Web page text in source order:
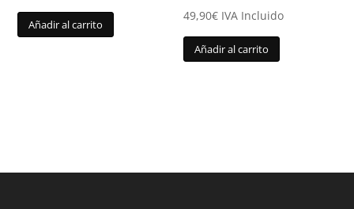
Añadir al carrito
49,90€ IVA Incluido
Añadir al carrito